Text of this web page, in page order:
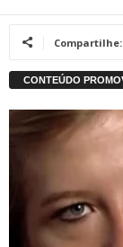
Compartilhe: